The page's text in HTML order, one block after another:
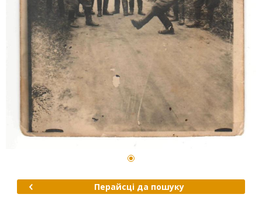
Перайсці да пошуку